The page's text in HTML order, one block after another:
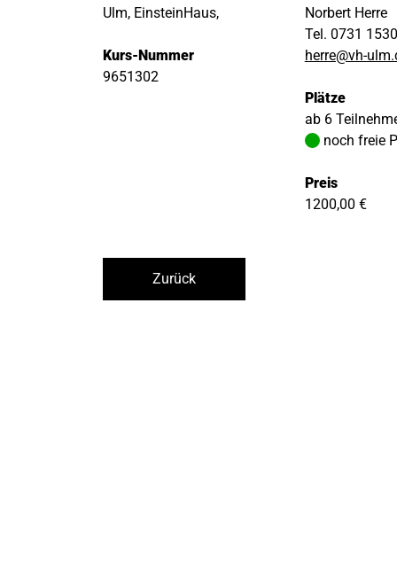
Ulm, EinsteinHaus,
Kurs-Nummer
9651302
Norbert Herre
Tel. 0731
herre@vh-
Plätze
ab 6
noch freie
Preis
1200,00 €
Zurück